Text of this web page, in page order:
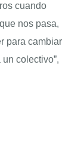
cuando
nos pasa,
para cambiar
colectivo”,